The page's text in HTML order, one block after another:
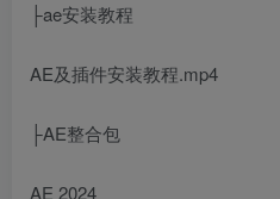
├ae安装教程
AE及插件安装教程.mp4
├AE整合包
AE 2024